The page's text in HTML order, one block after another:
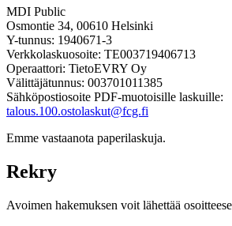
MDI Public
Osmontie 34, 00610 Helsinki
Y-tunnus: 1940671-3
Verkkolaskuosoite: TE003719406713
Operaattori: TietoEVRY Oy
Välittäjätunnus: 003701011385
Sähköpostiosoite PDF-muotoisille laskuille:
talous.100.ostolaskut@fcg.fi
Emme vastaanota paperilaskuja.
Rekry
Avoimen hakemuksen voit lähettää